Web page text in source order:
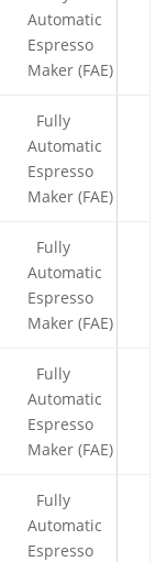
Automatic
Espresso
Maker (FAE)
Fully
Automatic
Espresso
Maker (FAE)
Fully
Automatic
Espresso
Maker (FAE)
Fully
Automatic
Espresso
Maker (FAE)
Fully
Automatic
Espresso